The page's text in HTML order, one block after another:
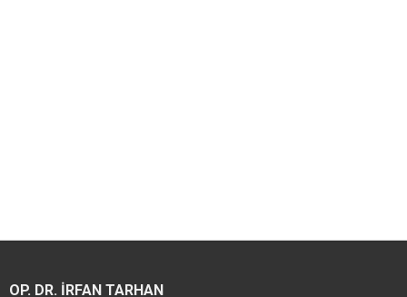
OP. DR. İRFAN TARHAN